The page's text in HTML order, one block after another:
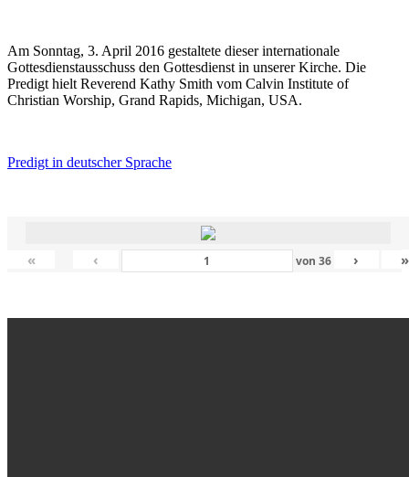
Am Sonntag, 3. April 2016 gestaltete dieser internationale
Gottesdienstausschuss den Gottesdienst in unserer Kirche. Die
Predigt hielt Reverend Kathy Smith vom Calvin Institute of
Christian Worship, Grand Rapids, Michigan, USA.
Predigt in deutscher Sprache
« ‹ von 36 › »